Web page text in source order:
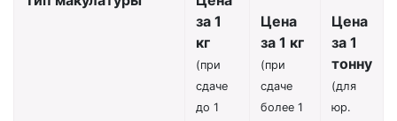
за 1
кг
(при
сдаче
до 1
Цена
за 1 кг
(при
сдаче
более 1
Цена
за 1
тонну
(для
юр.